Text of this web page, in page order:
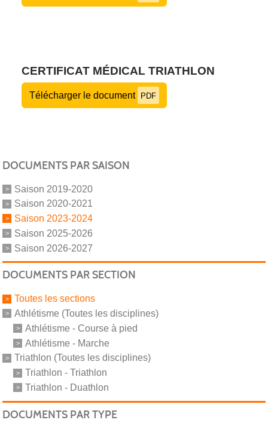
CERTIFICAT MÉDICAL TRIATHLON
Télécharger le document PDF
DOCUMENTS PAR SAISON
Saison 2019-2020
Saison 2020-2021
Saison 2023-2024
Saison 2025-2026
Saison 2026-2027
DOCUMENTS PAR SECTION
Toutes les sections
Athlétisme (Toutes les disciplines)
Athlétisme - Course à pied
Athlétisme - Marche
Triathlon (Toutes les disciplines)
Triathlon - Triathlon
Triathlon - Duathlon
DOCUMENTS PAR TYPE